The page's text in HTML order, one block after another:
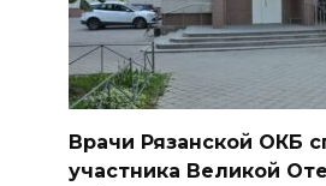
Врачи Рязанской ОКБ
участника Великой